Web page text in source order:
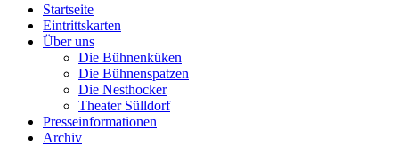
Startseite
Eintrittskarten
Über uns
Die Bühnenküken
Die Bühnenspatzen
Die Nesthocker
Theater Sülldorf
Presseinformationen
Archiv